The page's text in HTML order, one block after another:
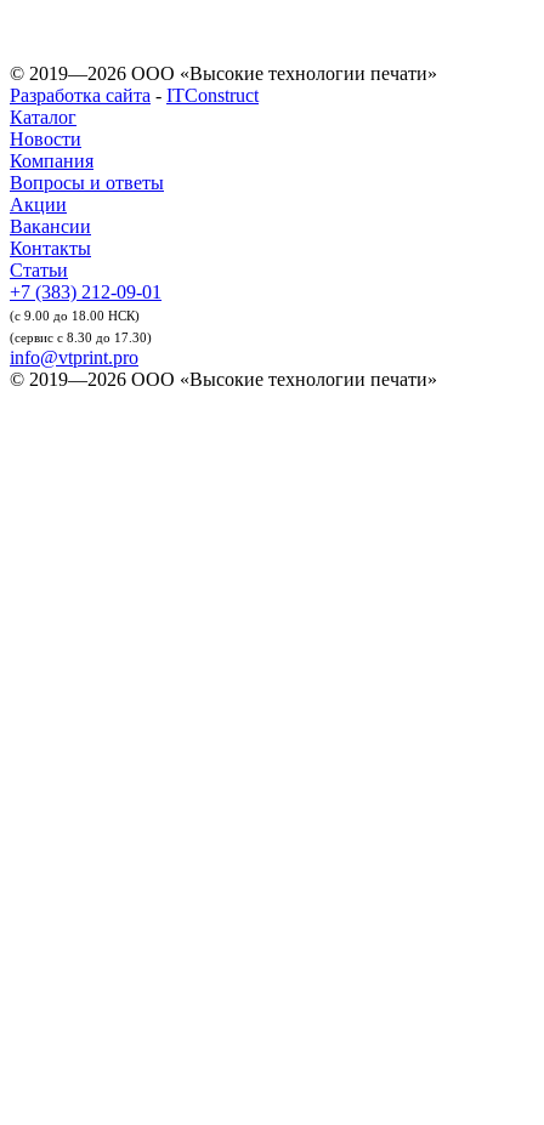
© 2019—2026 ООО «Высокие технологии печати»
Разработка сайта - ITConstruct
Каталог
Новости
Компания
Вопросы и ответы
Акции
Вакансии
Контакты
Статьи
+7 (383) 212-09-01
(с 9.00 до 18.00 НСК)
(сервис с 8.30 до 17.30)
info@vtprint.pro
© 2019—2026 ООО «Высокие технологии печати»